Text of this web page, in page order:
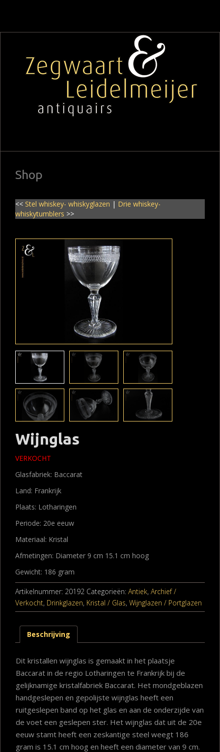
Shop
<< Stel whiskey- whiskyglazen | Drie whiskey-
whiskytumblers >>
Wijnglas
VERKOCHT
Glasfabriek: Baccarat
Land: Frankrijk
Plaats: Lotharingen
Periode: 20e eeuw
Materiaal: Kristal
Afmetingen: Diameter 9 cm 15.1 cm hoog
Gewicht: 186 gram
Artikelnummer: 20192 Categorieën: Antiek, Archief /
Verkocht, Drinkglazen, Kristal / Glas, Wijnglazen / Portglazen
Beschrijving
Dit kristallen wijnglas is gemaakt in het plaatsje
Baccarat in de regio Lotharingen te Frankrijk bij de
gelijknamige kristalfabriek Baccarat. Het mondgeblazen
handgeslepen en gepolijste wijnglas heeft een
ruitgeslepen band op het glas en aan de onderzijde van
de voet een geslepen ster. Het wijnglas dat uit de 20e
eeuw stamt heeft een zeskantige steel weegt 186
gram is 15.1 cm hoog en heeft een diameter van 9 cm.